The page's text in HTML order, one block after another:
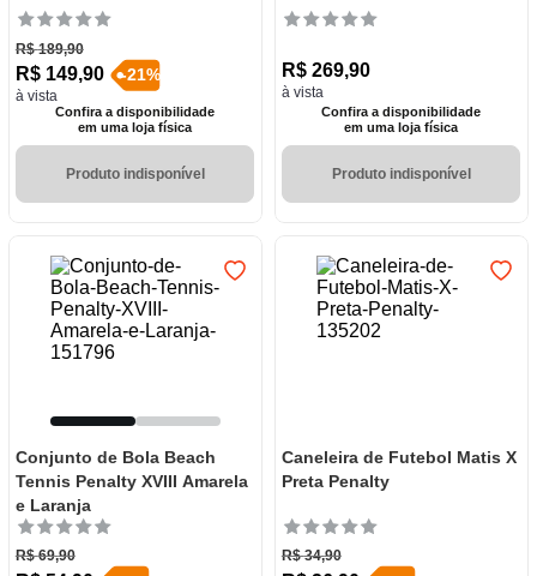
R$ 189,90
R$ 149,90
à vista
-21%
Confira a disponibilidade
em uma loja física
Produto indisponível
R$ 269,90
à vista
Confira a disponibilidade
em uma loja física
Produto indisponível
Conjunto de Bola Beach
Tennis Penalty XVIII Amarela
e Laranja
R$ 69,90
Caneleira de Futebol Matis X
Preta Penalty
R$ 34,90